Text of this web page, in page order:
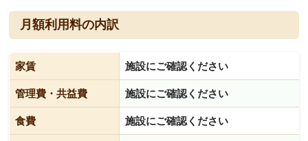
月額利用料の内訳
家賃 施設にご確認ください
管理費・共益費 施設にご確認ください
食費 施設にご確認ください